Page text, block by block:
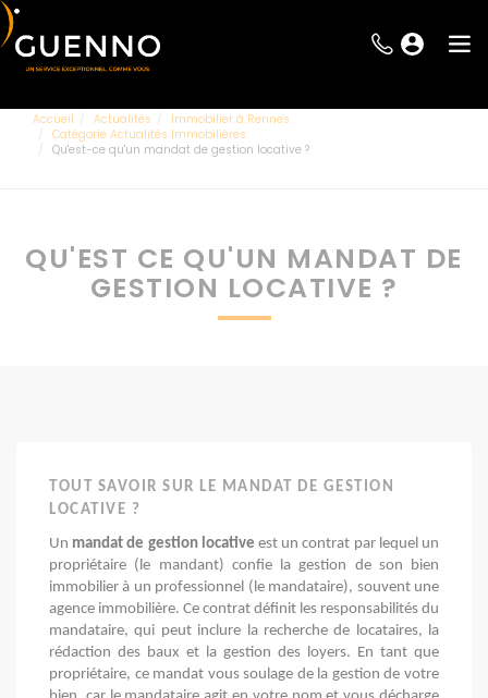
Accueil Actualités
Immobilier à Rennes
Catégorie Actualités Immobilières
Qu'est-ce qu'un mandat de gestion locative ?
QU'EST CE QU'UN MANDAT DE
GESTION LOCATIVE ?
TOUT SAVOIR SUR LE MANDAT DE GESTION
LOCATIVE ?
Un mandat de gestion locative est un contrat par lequel un
propriétaire (le mandant) confie la gestion de son bien
immobilier à un professionnel (le mandataire), souvent une
agence immobilière. Ce contrat définit les responsabilités du
mandataire, qui peut inclure la recherche de locataires, la
rédaction des baux et la gestion des loyers. En tant que
propriétaire, ce mandat vous soulage de la gestion de votre